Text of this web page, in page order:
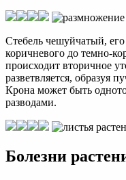
Стебель чешуйчатый,
коричневого до темно-
происходит вторичное
разветвляется, образуя
Крона может быть
разводами.
Болезни